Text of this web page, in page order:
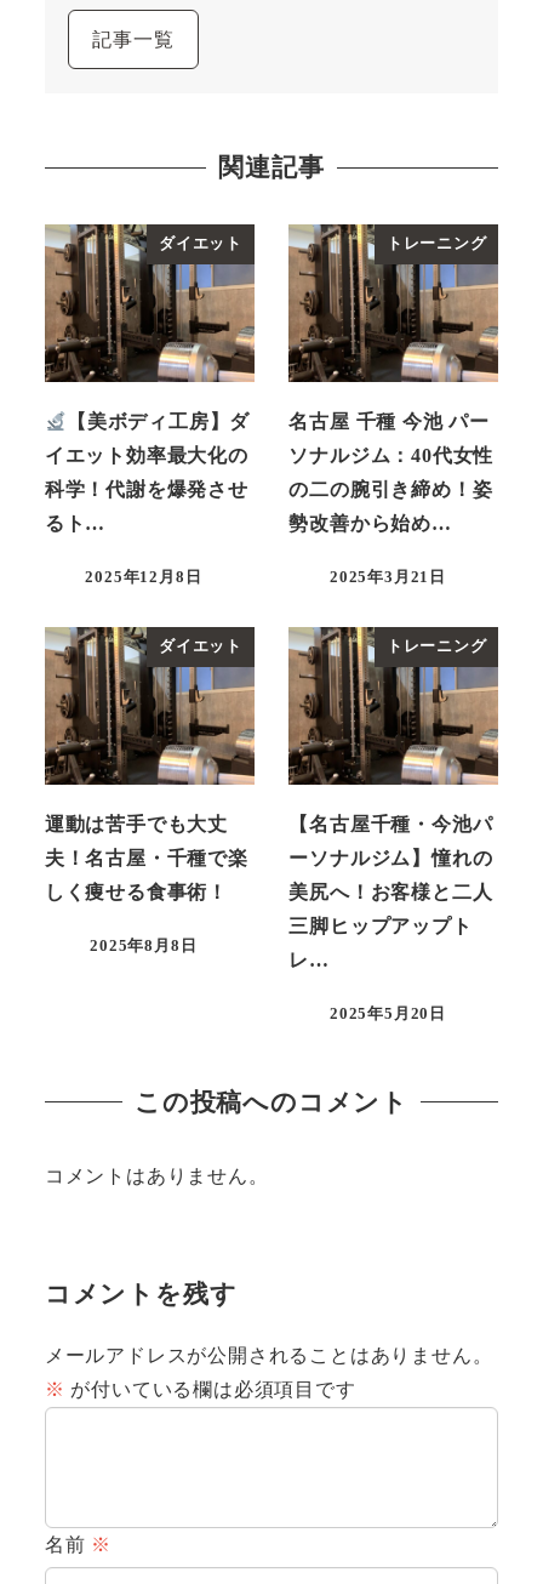
記事一覧
関連記事
ダイエット
【美ボディ工房】ダ
イエット効率最大化の
科学！代謝を爆発させ
るト…
投稿日
2025年12月8日
トレーニング
名古屋 千種 今池 パー
ソナルジム：40代女性
の二の腕引き締め！姿
勢改善から始め…
投稿日
2025年3月21日
ダイエット
運動は苦手でも大丈
夫！名古屋・千種で楽
しく痩せる食事術！
投稿日
2025年8月8日
トレーニング
【名古屋千種・今池パ
ーソナルジム】憧れの
美尻へ！お客様と二人
三脚ヒップアップト
レ…
投稿日
2025年5月20日
この投稿へのコメント
コメントはありません。
コメントを残す
メールアドレスが公開されることはありません。
※ が付いている欄は必須項目です
名前 ※